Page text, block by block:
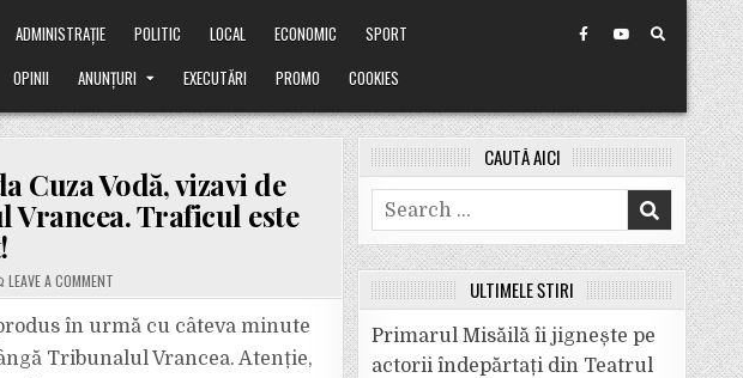
ADMINISTRAȚIE POLITIC LOCAL ECONOMIC
SPORT
OPINII ANUNȚURI EXECUTĂRI PROMO COOKIES
Cuza Vodă, vizavi de
Traficul este
LEAVE A COMMENTON
ULTIMA
ACCIDENT
PE
STRADA
CUZA
în urmă cu câteva minute
Tribunalul Vrancea. Atenție,
CAUTĂ AICI
Search
for:
ULTIMELE ȘTIRI
Primarul Misăilă îi jignește pe
actorii îndepărtați din Teatrul